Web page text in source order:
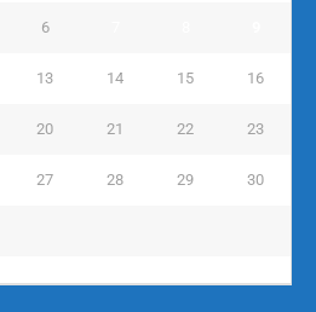
6
13 14 15 16
20 21 22 23
27 28 29 30